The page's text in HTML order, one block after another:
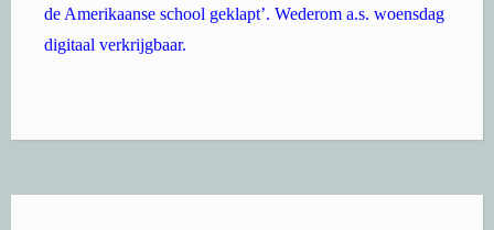
de Amerikaanse school geklapt’. Wederom a.s. woensdag
digitaal verkrijgbaar.